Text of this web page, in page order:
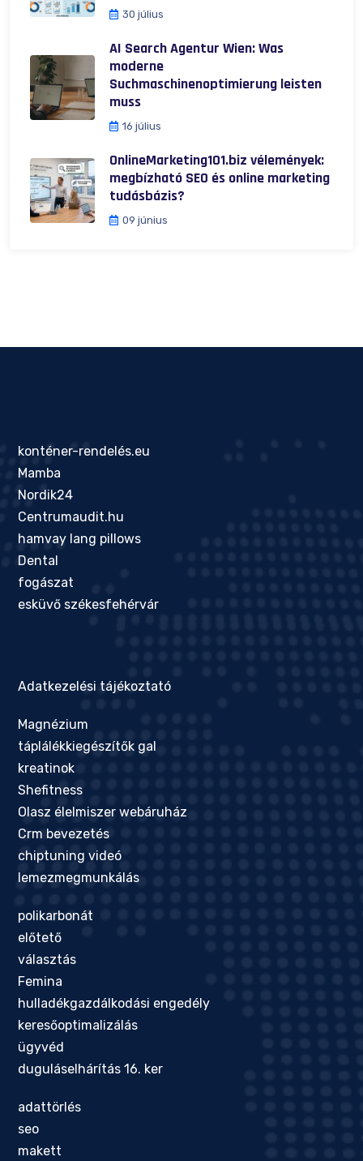
30 július
AI Search Agentur Wien: Was
moderne
Suchmaschinenoptimierung leisten
muss
16 július
OnlineMarketing101.biz vélemények:
megbízható SEO és online marketing
tudásbázis?
09 június
konténer-rendelés.eu
Mamba
Nordik24
Centrumaudit.hu
hamvay lang pillows
Dental
fogászat
esküvő székesfehérvár
Adatkezelési tájékoztató
Magnézium
táplálékkiegészítők gal
kreatinok
Shefitness
Olasz élelmiszer webáruház
Crm bevezetés
chiptuning videó
lemezmegmunkálás
polikarbonát
előtető
választás
Femina
hulladékgazdálkodási engedély
keresőoptimalizálás
ügyvéd
duguláselhárítás 16. ker
adattörlés
seo
makett